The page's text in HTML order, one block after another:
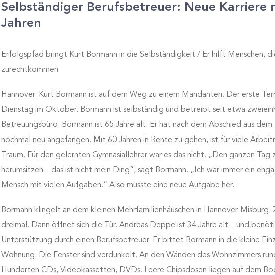
Selbständiger Berufsbetreuer: Neue Karriere
Jahren
Erfolgspfad bringt Kurt Bormann in die Selbständigkeit / Er hilft Menschen,
zurechtkommen
Hannover. Kurt Bormann ist auf dem Weg zu einem Mandanten. Der erste
Dienstag im Oktober. Bormann ist selbständig und betreibt seit etwa
Betreuungsbüro. Bormann ist 65 Jahre alt. Er hat nach dem Abschied aus dem
nochmal neu angefangen. Mit 60 Jahren in Rente zu gehen, ist für viele
Traum. Für den gelernten Gymnasiallehrer war es das nicht. „Den ganzen Tag
herumsitzen – das ist nicht mein Ding“, sagt Bormann. „Ich war immer ein
Mensch mit vielen Aufgaben.“ Also musste eine neue Aufgabe her.
Bormann klingelt an dem kleinen Mehrfamilienhäuschen in Hannover-Misburg.
dreimal. Dann öffnet sich die Tür. Andreas Deppe ist 34 Jahre alt – und
Unterstützung durch einen Berufsbetreuer. Er bittet Bormann in die kleine
Wohnung. Die Fenster sind verdunkelt. An den Wänden des Wohnzimmers
Hunderten CDs, Videokassetten, DVDs. Leere Chipsdosen liegen auf dem